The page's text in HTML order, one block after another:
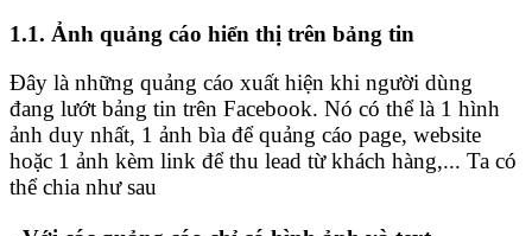
1.1. Ảnh quảng cáo hiển thị trên bảng tin
Đây là những quảng cáo xuất hiện khi người dùng
đang lướt bảng tin trên Facebook. Nó có thể là 1 hình
ảnh duy nhất, 1 ảnh bìa để quảng cáo page, website
hoặc 1 ảnh kèm link để thu lead từ khách hàng,... Ta có
thể chia như sau